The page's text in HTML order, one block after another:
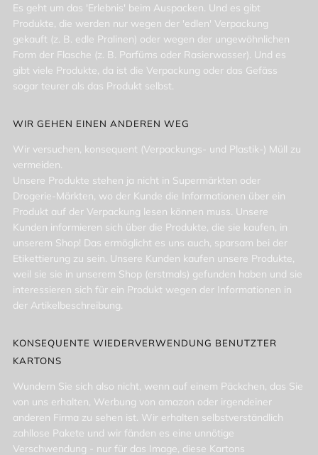
Es geht um das 'Erlebnis' beim Auspacken. Und es gibt
Produkte, die werden nur wegen der 'edlen' Verpackung
gekauft (z. B. edle Pralinen) oder wegen der ungewöhnlichen
Form der Flasche (z. B. Parfüms oder Rasierwasser). Und es
gibt viele Produkte, da ist die Verpackung oder das Gefäss
sogar teurer als das Produkt selbst.
WIR GEHEN EINEN ANDEREN WEG
Wir versuchen, konsequent (Verpackungs- und Plastik-) Müll zu
vermeiden.
Unsere Produkte stehen ja nicht in Supermärkten oder
Drogerie-Märkten, wo der Kunde die Informationen über ein
Produkt auf der Verpackung lesen können muss. Unsere
Kunden informieren sich über die Produkte, die sie kaufen, in
unserem Shop! Das ermöglicht es uns auch, sparsam bei der
Etikettierung zu sein. Unsere Kunden kaufen unsere Produkte,
weil sie sie in unserem Shop (erstmals) gefunden haben und sie
interessieren sich für ein Produkt wegen der Informationen in
der Artikelbeschreibung.
KONSEQUENTE WIEDERVERWENDUNG BENUTZTER
KARTONS
Wundern Sie sich also nicht, wenn auf einem Päckchen, das Sie
von uns erhalten, Werbung von amazon oder irgendeiner
anderen Firma zu sehen ist. Wir erhalten selbstverständlich
zahllose Pakete und wir fänden es eine unnötige
Verschwendung - nur für das Image, diese Kartons